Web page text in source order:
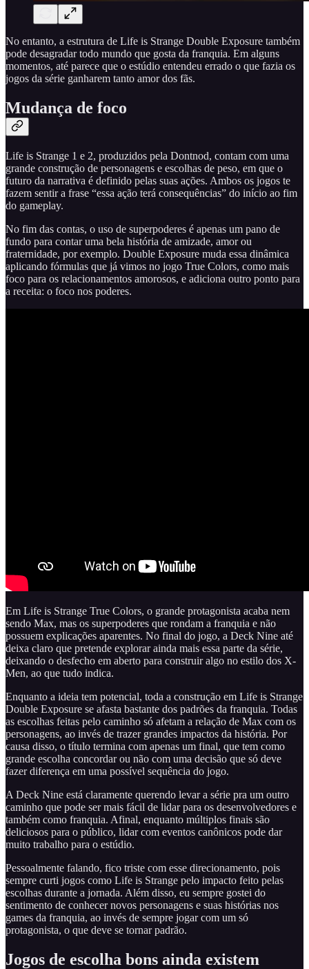
No entanto, a estrutura de Life is Strange Double Exposure também
pode desagradar todo mundo que gosta da franquia. Em alguns
momentos, até parece que o estúdio entendeu errado o que fazia os
jogos da série ganharem tanto amor dos fãs.
Mudança de foco
Life is Strange 1 e 2, produzidos pela Dontnod, contam com uma
grande construção de personagens e escolhas de peso, em que o
futuro da narrativa é definido pelas suas ações. Ambos os jogos te
fazem sentir a frase “essa ação terá consequências” do início ao fim
do gameplay.
No fim das contas, o uso de superpoderes é apenas um pano de
fundo para contar uma bela história de amizade, amor ou
fraternidade, por exemplo. Double Exposure muda essa dinâmica
aplicando fórmulas que já vimos no jogo True Colors, como mais
foco para os relacionamentos amorosos, e adiciona outro ponto para
a receita: o foco nos poderes.
Em Life is Strange True Colors, o grande protagonista acaba nem
sendo Max, mas os superpoderes que rondam a franquia e não
possuem explicações aparentes. No final do jogo, a Deck Nine até
deixa claro que pretende explorar ainda mais essa parte da série,
deixando o desfecho em aberto para construir algo no estilo dos X-
Men, ao que tudo indica.
Enquanto a ideia tem potencial, toda a construção em Life is Strange
Double Exposure se afasta bastante dos padrões da franquia. Todas
as escolhas feitas pelo caminho só afetam a relação de Max com os
personagens, ao invés de trazer grandes impactos da história. Por
causa disso, o título termina com apenas um final, que tem como
grande escolha concordar ou não com uma decisão que só deve
fazer diferença em uma possível sequência do jogo.
A Deck Nine está claramente querendo levar a série pra um outro
caminho que pode ser mais fácil de lidar para os desenvolvedores e
também como franquia. Afinal, enquanto múltiplos finais são
deliciosos para o público, lidar com eventos canônicos pode dar
muito trabalho para o estúdio.
Pessoalmente falando, fico triste com esse direcionamento, pois
sempre curti jogos como Life is Strange pelo impacto feito pelas
escolhas durante a jornada. Além disso, eu sempre gostei do
sentimento de conhecer novos personagens e suas histórias nos
games da franquia, ao invés de sempre jogar com um só
protagonista, o que deve se tornar padrão.
Jogos de escolha bons ainda existem